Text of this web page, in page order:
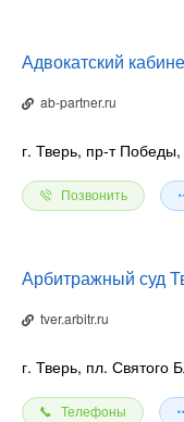
Адвокатский
ab-partner.ru
г. Тверь, пр-т
Позвонить
Арбитражный суд
tver.arbitr.ru
Телефоны